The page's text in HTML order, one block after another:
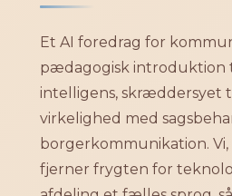
Et AI foredrag for
pædagogisk introduktion
intelligens, skræddersyet
virkelighed med
borgerkommunikation.
fjerner frygten for